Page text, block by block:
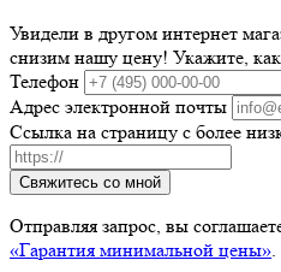
Увидели в другом интернет
снизим нашу цену! Укажите, как
Телефон
Адрес электронной почты
Ссылка на страницу с более
Свяжитесь со мной
Отправляя запрос, вы
«Гарантия минимальной цены»